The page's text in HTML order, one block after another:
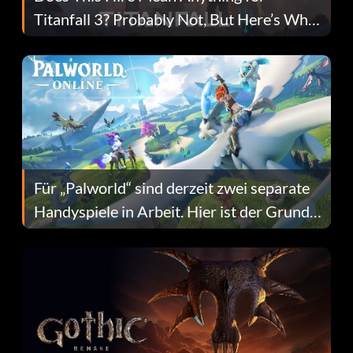
Titanfall 3? Probably Not, But Here’s Why
Fans Are Hopeful
Für „Palworld“ sind derzeit zwei separate
Handyspiele in Arbeit. Hier ist der Grund
dafür.